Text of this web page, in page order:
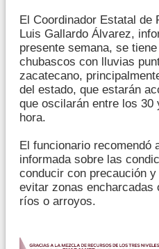
El Coordinador Estatal
Luis Gallardo Álvarez,
presente semana, se
chubascos con lluvias
zacatecano,
del estado, que estarán
que oscilarán entre los
hora.
El funcionario recomendó
informada sobre las
conducir con precaución
evitar zonas encharcadas
ríos o arroyos.